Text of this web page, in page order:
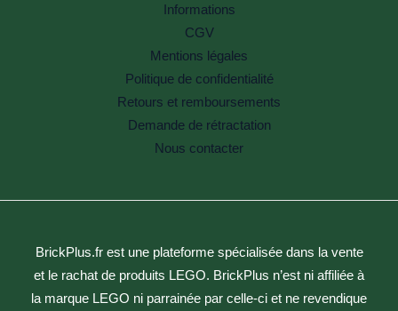
Informations
CGV
Mentions légales
Politique de confidentialité
Retours et remboursements
Demande de rétractation
Nous contacter
BrickPlus.fr est une plateforme spécialisée dans la vente
et le rachat de produits LEGO. BrickPlus n’est ni affiliée à
la marque LEGO ni parrainée par celle-ci et ne revendique